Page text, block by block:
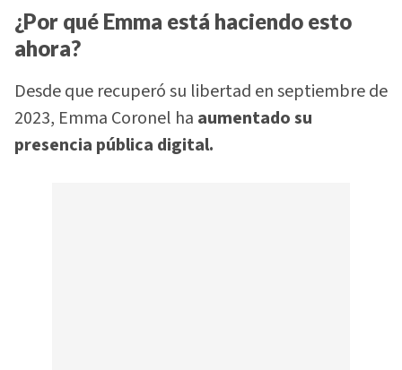
¿Por qué Emma está haciendo esto
ahora?
Desde que recuperó su libertad en septiembre de
2023, Emma Coronel ha aumentado su
presencia pública digital.